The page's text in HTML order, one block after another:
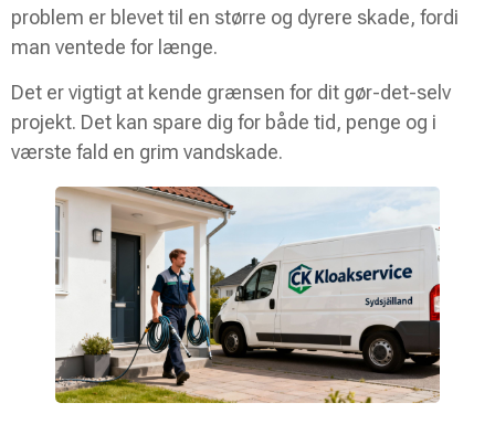
problem er blevet til en større og dyrere skade, fordi
man ventede for længe.
Det er vigtigt at kende grænsen for dit gør-det-selv
projekt. Det kan spare dig for både tid, penge og i
værste fald en grim vandskade.